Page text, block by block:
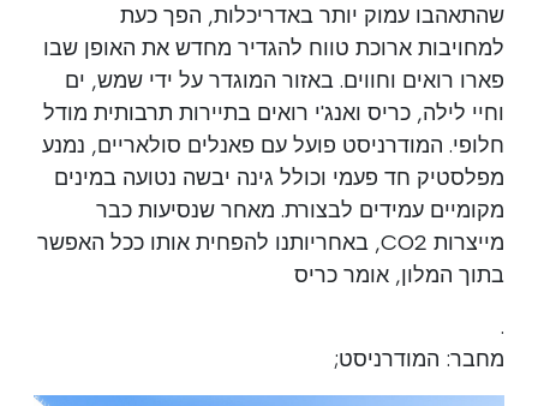
שהתאהבו עמוק יותר באדריכלות, הפך כעת
למחויבות ארוכת טווח להגדיר מחדש את האופן שבו
פארו רואים וחווים. באזור המוגדר על ידי שמש, ים
וחיי לילה, כריס ואנג'י רואים בתיירות תרבותית מודל
חלופי. המודרניסט פועל עם פאנלים סולאריים, נמנע
מפלסטיק חד פעמי וכולל גינה יבשה נטועה במינים
מקומיים עמידים לבצורת. מאחר שנסיעות כבר
מייצרות CO2, באחריותנו להפחית אותו ככל האפשר
בתוך המלון, אומר כריס
.
מחבר: המודרניסט;